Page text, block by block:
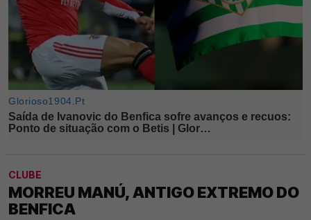
CLUBE
MORREU MANÚ, ANTIGO EXTREMO DO
BENFICA